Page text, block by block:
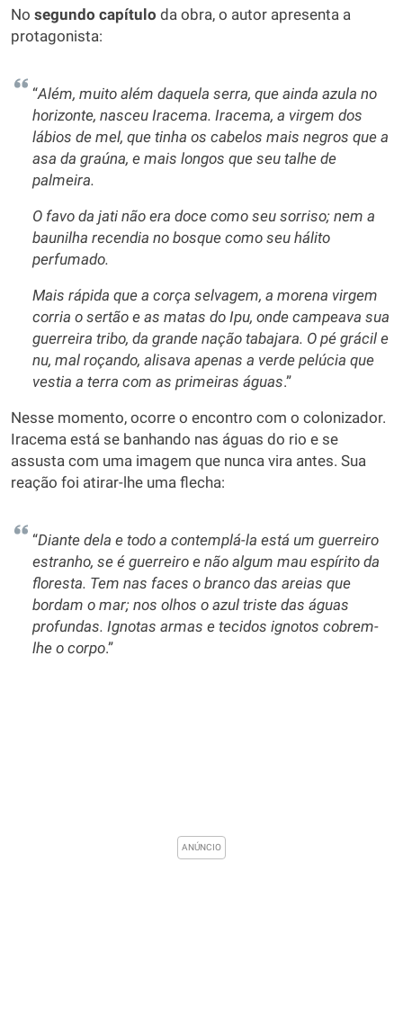
No segundo capítulo da obra, o autor apresenta a
protagonista:
“Além, muito além daquela serra, que ainda azula no
horizonte, nasceu Iracema. Iracema, a virgem dos
lábios de mel, que tinha os cabelos mais negros que a
asa da graúna, e mais longos que seu talhe de
palmeira.
O favo da jati não era doce como seu sorriso; nem a
baunilha recendia no bosque como seu hálito
perfumado.
Mais rápida que a corça selvagem, a morena virgem
corria o sertão e as matas do Ipu, onde campeava sua
guerreira tribo, da grande nação tabajara. O pé grácil e
nu, mal roçando, alisava apenas a verde pelúcia que
vestia a terra com as primeiras águas.”
Nesse momento, ocorre o encontro com o colonizador.
Iracema está se banhando nas águas do rio e se
assusta com uma imagem que nunca vira antes. Sua
reação foi atirar-lhe uma flecha:
“Diante dela e todo a contemplá-la está um guerreiro
estranho, se é guerreiro e não algum mau espírito da
floresta. Tem nas faces o branco das areias que
bordam o mar; nos olhos o azul triste das águas
profundas. Ignotas armas e tecidos ignotos cobrem-
lhe o corpo.”